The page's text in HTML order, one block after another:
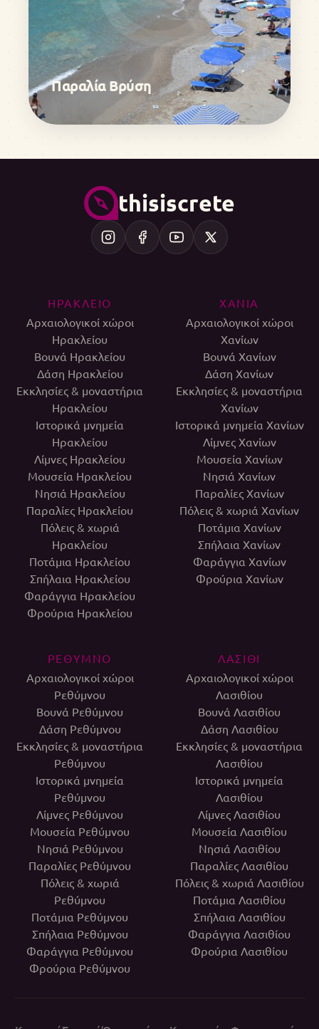
Παραλία Βρύση
thisiscrete
ΗΡΑΚΛΕΙΟ
Αρχαιολογικοί χώροι
Ηρακλείου
Βουνά Ηρακλείου
Δάση Ηρακλείου
Εκκλησίες & μοναστήρια
Ηρακλείου
Ιστορικά μνημεία
Ηρακλείου
Λίμνες Ηρακλείου
Μουσεία Ηρακλείου
Νησιά Ηρακλείου
Παραλίες Ηρακλείου
Πόλεις & χωριά
Ηρακλείου
Ποτάμια Ηρακλείου
Σπήλαια Ηρακλείου
Φαράγγια Ηρακλείου
Φρούρια Ηρακλείου
ΧΑΝΙΑ
Αρχαιολογικοί χώροι
Χανίων
Βουνά Χανίων
Δάση Χανίων
Εκκλησίες & μοναστήρια
Χανίων
Ιστορικά μνημεία Χανίων
Λίμνες Χανίων
Μουσεία Χανίων
Νησιά Χανίων
Παραλίες Χανίων
Πόλεις & χωριά Χανίων
Ποτάμια Χανίων
Σπήλαια Χανίων
Φαράγγια Χανίων
Φρούρια Χανίων
ΡΕΘΥΜΝΟ
Αρχαιολογικοί χώροι
Ρεθύμνου
Βουνά Ρεθύμνου
Δάση Ρεθύμνου
Εκκλησίες & μοναστήρια
Ρεθύμνου
Ιστορικά μνημεία
Ρεθύμνου
Λίμνες Ρεθύμνου
Μουσεία Ρεθύμνου
Νησιά Ρεθύμνου
Παραλίες Ρεθύμνου
Πόλεις & χωριά
Ρεθύμνου
Ποτάμια Ρεθύμνου
Σπήλαια Ρεθύμνου
Φαράγγια Ρεθύμνου
Φρούρια Ρεθύμνου
ΛΑΣΙΘΙ
Αρχαιολογικοί χώροι
Λασιθίου
Βουνά Λασιθίου
Δάση Λασιθίου
Εκκλησίες & μοναστήρια
Λασιθίου
Ιστορικά μνημεία
Λασιθίου
Λίμνες Λασιθίου
Μουσεία Λασιθίου
Νησιά Λασιθίου
Παραλίες Λασιθίου
Πόλεις & χωριά Λασιθίου
Ποτάμια Λασιθίου
Σπήλαια Λασιθίου
Φαράγγια Λασιθίου
Φρούρια Λασιθίου